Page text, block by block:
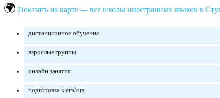
Показать на карте — все школы иностранных языков в
дистанционное обучение
взрослые группы
онлайн занятия
подготовка к егэ/огэ